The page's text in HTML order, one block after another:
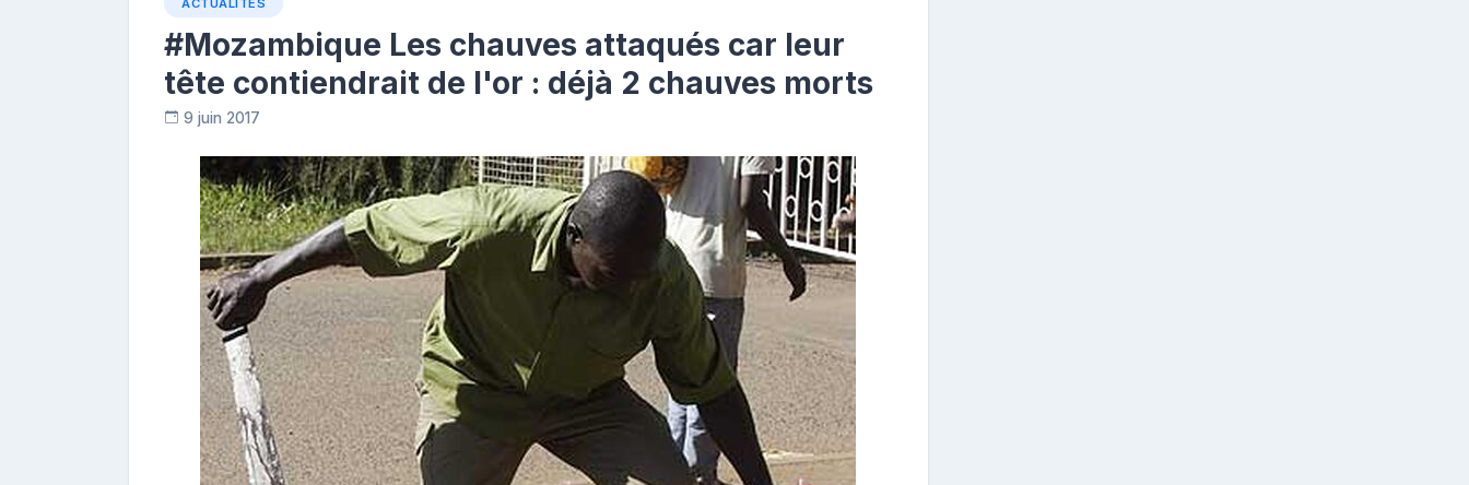
ACTUALITÉS
#Mozambique Les chauves attaqués car leur
tête contiendrait de l'or : déjà 2 chauves morts
9 juin 2017
o
n
t
r
i
b
t
e
u
r